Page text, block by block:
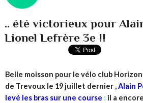
.. été victorieux pour
Lionel Lefrère 3e !!
Belle moisson pour le vélo club
de Trevoux le 19 juillet dernier ,Alain
levé les bras sur une course : il a